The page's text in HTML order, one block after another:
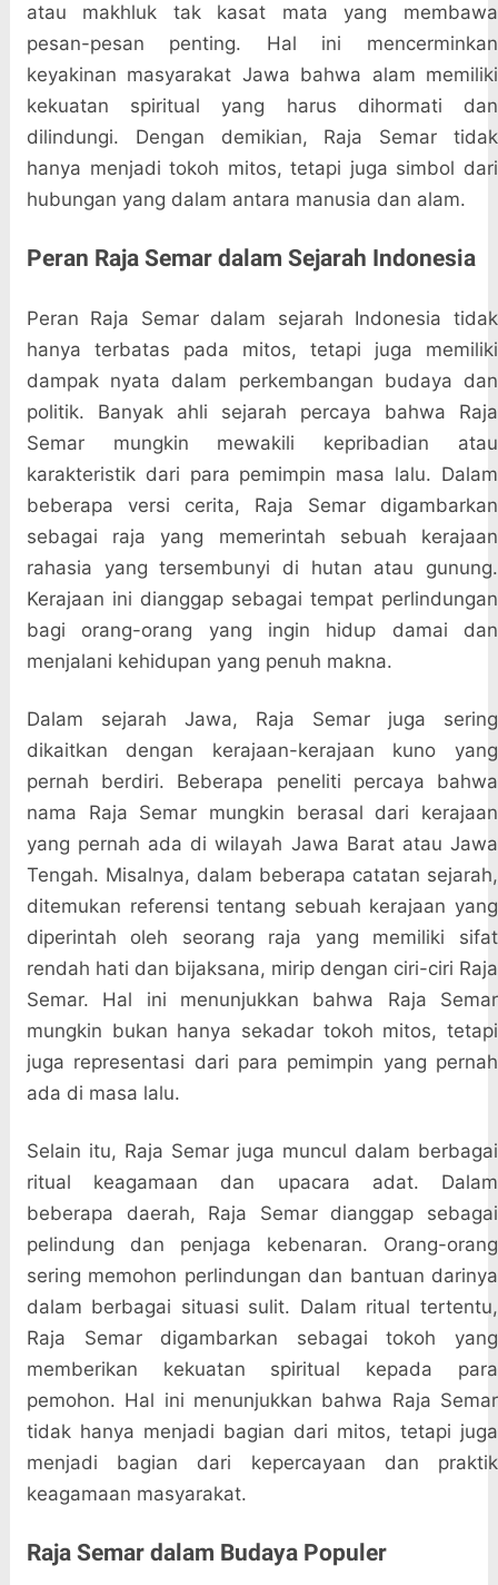
atau makhluk tak kasat mata yang membawa
pesan-pesan penting. Hal ini mencerminkan
keyakinan masyarakat Jawa bahwa alam memiliki
kekuatan spiritual yang harus dihormati dan
dilindungi. Dengan demikian, Raja Semar tidak
hanya menjadi tokoh mitos, tetapi juga simbol dari
hubungan yang dalam antara manusia dan alam.
Peran Raja Semar dalam Sejarah Indonesia
Peran Raja Semar dalam sejarah Indonesia tidak
hanya terbatas pada mitos, tetapi juga memiliki
dampak nyata dalam perkembangan budaya dan
politik. Banyak ahli sejarah percaya bahwa Raja
Semar mungkin mewakili kepribadian atau
karakteristik dari para pemimpin masa lalu. Dalam
beberapa versi cerita, Raja Semar digambarkan
sebagai raja yang memerintah sebuah kerajaan
rahasia yang tersembunyi di hutan atau gunung.
Kerajaan ini dianggap sebagai tempat perlindungan
bagi orang-orang yang ingin hidup damai dan
menjalani kehidupan yang penuh makna.
Dalam sejarah Jawa, Raja Semar juga sering
dikaitkan dengan kerajaan-kerajaan kuno yang
pernah berdiri. Beberapa peneliti percaya bahwa
nama Raja Semar mungkin berasal dari kerajaan
yang pernah ada di wilayah Jawa Barat atau Jawa
Tengah. Misalnya, dalam beberapa catatan sejarah,
ditemukan referensi tentang sebuah kerajaan yang
diperintah oleh seorang raja yang memiliki sifat
rendah hati dan bijaksana, mirip dengan ciri-ciri Raja
Semar. Hal ini menunjukkan bahwa Raja Semar
mungkin bukan hanya sekadar tokoh mitos, tetapi
juga representasi dari para pemimpin yang pernah
ada di masa lalu.
Selain itu, Raja Semar juga muncul dalam berbagai
ritual keagamaan dan upacara adat. Dalam
beberapa daerah, Raja Semar dianggap sebagai
pelindung dan penjaga kebenaran. Orang-orang
sering memohon perlindungan dan bantuan darinya
dalam berbagai situasi sulit. Dalam ritual tertentu,
Raja Semar digambarkan sebagai tokoh yang
memberikan kekuatan spiritual kepada para
pemohon. Hal ini menunjukkan bahwa Raja Semar
tidak hanya menjadi bagian dari mitos, tetapi juga
menjadi bagian dari kepercayaan dan praktik
keagamaan masyarakat.
Raja Semar dalam Budaya Populer